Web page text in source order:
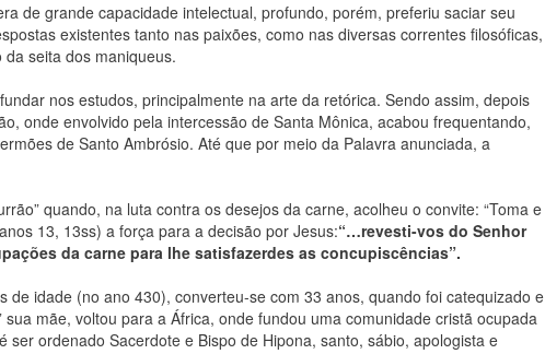
de grande capacidade intelectual, profundo, porém, preferiu saciar seu
existentes tanto nas paixões, como nas diversas correntes filosóficas,
seita dos maniqueus.
nos estudos, principalmente na arte da retórica. Sendo assim, depois
onde envolvido pela intercessão de Santa Mônica, acabou frequentando,
de Santo Ambrósio. Até que por meio da Palavra anunciada, a
quando, na luta contra os desejos da carne, acolheu o convite: “Toma e
13, 13ss) a força para a decisão por Jesus:“…revesti-vos do Senhor
da carne para lhe satisfazerdes as concupiscências”.
de idade (no ano 430), converteu-se com 33 anos, quando foi catequizado e
mãe, voltou para a África, onde fundou uma comunidade cristã ocupada
ordenado Sacerdote e Bispo de Hipona, santo, sábio, apologista e